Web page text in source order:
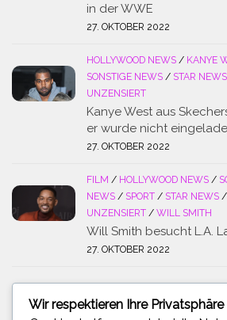
in der WWE
27. OKTOBER 2022
HOLLYWOOD NEWS / KANYE
SONSTIGE NEWS / STAR NEWS
UNZENSIERT
Kanye West aus
er wurde nicht
27. OKTOBER 2022
FILM / HOLLYWOOD NEWS /
NEWS / SPORT / STAR NEWS /
UNZENSIERT / WILL SMITH
Will Smith besucht L.A.
27. OKTOBER 2022
SUCHE
Wir respektieren Ihre Privatsphäre